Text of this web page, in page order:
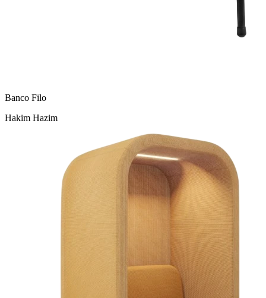
Banco Filo
Hakim Hazim